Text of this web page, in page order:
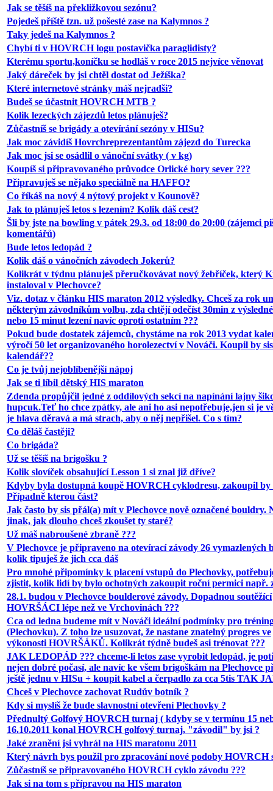
Jak se těšíš na překližkovou sezónu?
Pojedeš příště tzn. už pošesté zase na Kalymnos ?
Taky jedeš na Kalymnos ?
Chybí ti v HOVRCH logu postavička paraglidisty?
Kterému sportu,koníčku se hodláš v roce 2015 nejvíce věnovat
Jaký dáreček by jsi chtěl dostat od Ježíška?
Které internetové stránky máš nejradši?
Budeš se účastnit HOVRCH MTB ?
Kolik lezeckých zájezdů letos plánuješ?
Zůčastníš se brigády a otevírání sezóny v HISu?
Jak moc závidíš Hovrchreprezentantům zájezd do Turecka
Jak moc jsi se osádlil o vánoční svátky ( v kg)
Koupíš si připravovaného průvodce Orlické hory sever ???
Připravuješ se nějako speciálně na HAFFO?
Co říkáš na nový 4 nýtový projekt v Kounově?
Jak to plánuješ letos s lezením? Kolik dáš cest?
Šli by jste na bowling v pátek 29.3. od 18:00 do 20:00 (zájemci
komentářů)
Bude letos ledopád ?
Kolik dáš o vánočních závodech Jokerů?
Kolikrát v týdnu plánuješ přeručkovávat nový žebříček, který
instaloval v Plechovce?
Viz. dotaz v článku HIS maraton 2012 výsledky. Chceš za rok
některým závodníkům volbu, zda chtějí odečíst 30min z
nebo 15 minut lezení navíc oproti ostatním ???
Pokud bude dostatek zájemců, chystáme na rok 2013 vydat
výročí 50 let organizovaného horolezectví v Nováči. Koupil by
kalendář??
Co je tvůj nejoblíbenější nápoj
Jak se ti líbil dětský HIS maraton
Zdenda propůjčil jedné z oddílových sekcí na napínání lajny
hupcuk.Teť ho chce zpátky, ale ani ho asi nepotřebuje,jen si je
je hlava děravá a má strach, aby o něj nepřišel. Co s tím?
Co děláš častěji?
Co brigáda?
Už se těšíš na brigošku ?
Kolik slovíček obsahující Lesson 1 si znal již dříve?
Kdyby byla dostupná koupě HOVRCH cyklodresu, zakoupil by
Případně kterou část?
Jak často by sis přál(a) mít v Plechovce nově označené bouldry.
jinak, jak dlouho chceš zkoušet ty staré?
Už máš nabroušené zbraně ???
V Plechovce je připraveno na otevírací závody 26 vymazlených
kolik tipuješ že jich cca dáš
Pro mnohé připomínky k placení vstupů do Plechovky,
zjistit, kolik lidí by bylo ochotných zakoupit roční permici např.
28.1. budou v Plechovce boulderové závody. Dopadnou soutěžící
HOVRŠÁCI lépe než ve Vrchovinách ???
Cca od ledna budeme mít v Nováči ideální podmínky pro
(Plechovku). Z toho lze usuzovat, že nastane znatelný progres ve
výkonosti HOVRŠÁKŮ. Kolikrát týdně budeš asi trénovat ???
JAK LEDOPÁD ??? chceme-li letos zase vyrobit ledopád, je
nejen dobré počasí, ale navíc ke všem brigoškám na Plechovce
ještě jednu v HISu + koupit kabel a čerpadlo za cca 5tis TAK
Chceš v Plechovce zachovat Rudův botník ?
Kdy si myslíš že bude slavnostní otevření Plechovky ?
Přednultý Golfový HOVRCH turnaj ( kdyby se v termínu 15
16.10.2011 konal HOVRCH golfový turnaj, "závodil" by jsi ?
Jaké zranění jsi vyhrál na HIS maratonu 2011
Který návrh bys použil pro zpracování nové podoby HOVRCH
Zůčastníš se připravovaného HOVRCH cyklo závodu ???
Jak si na tom s přípravou na HIS maraton